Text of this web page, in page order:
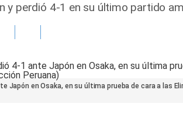
y perdió 4-1 en su último partido
Japón en Osaka, en su última prueba de cara a las